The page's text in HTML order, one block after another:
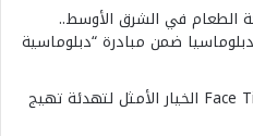
الطعام في الشرق الأوسط..
من 50 سفيرا ودبلوماسيا ضمن مبادرة “دبلوماسية
قوة الشاي الأخضر.. غسول Face Time الخيار الأمثل لتهدئة تهيج